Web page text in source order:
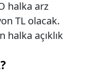
halka arz
TL olacak.
halka açıklık